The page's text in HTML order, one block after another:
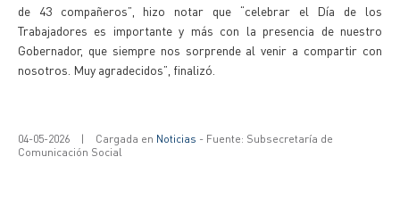
de 43 compañeros”, hizo notar que “celebrar el Día de los
Trabajadores es importante y más con la presencia de nuestro
Gobernador, que siempre nos sorprende al venir a compartir con
nosotros. Muy agradecidos”, finalizó.
04-05-2026 | Cargada en Noticias - Fuente: Subsecretaría de
Comunicación Social